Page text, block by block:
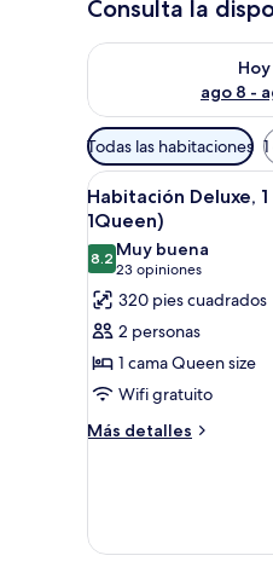
Consulta la
Hoy
ago 8 -
Consulta la
Filtros
disponibles
para
las
habitaciones
Todas las habitaciones
Abrir
todas
las
fotos
de
Habitación
Deluxe,
1
cama
Queen
1Queen)
3
Habitación Deluxe,
1Queen)
8.28.2 de 10
Muy buena
23 opiniones
(23
opiniones)
320 pies cuadrados
2 personas
1 cama Queen size
Wifi gratuito
Más detalles
Más
1
cama